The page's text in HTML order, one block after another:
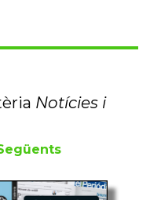
Notícies i